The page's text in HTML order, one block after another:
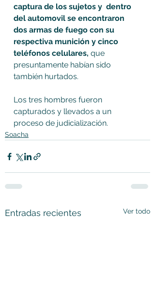
captura de los sujetos y  dentro
del automovil se encontraron
dos armas de fuego con su
respectiva munición y cinco
teléfonos celulares, que
presuntamente habían sido
también hurtados.
Los tres hombres fueron
capturados y llevados a un
proceso de judicialización.
Soacha
Entradas recientes Ver todo